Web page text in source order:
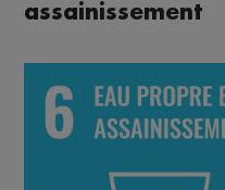
assainissement